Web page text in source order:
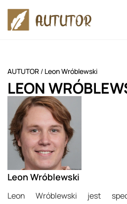
AUTUTOR / Leon Wróblewski
LEON
Leon Wróblewski
Leon Wróblewski jest